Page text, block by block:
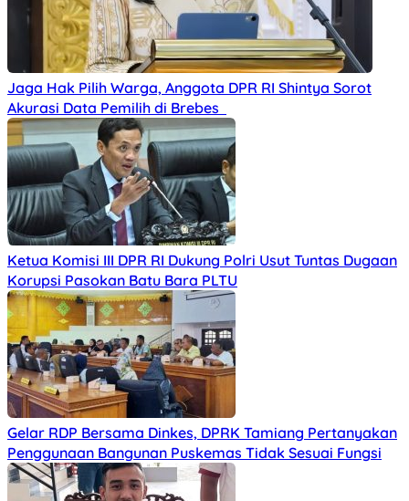
Jaga Hak Pilih Warga, Anggota DPR RI Shintya Sorot
Akurasi Data Pemilih di Brebes
Ketua Komisi III DPR RI Dukung Polri Usut Tuntas Dugaan
Korupsi Pasokan Batu Bara PLTU
Gelar RDP Bersama Dinkes, DPRK Tamiang Pertanyakan
Penggunaan Bangunan Puskemas Tidak Sesuai Fungsi